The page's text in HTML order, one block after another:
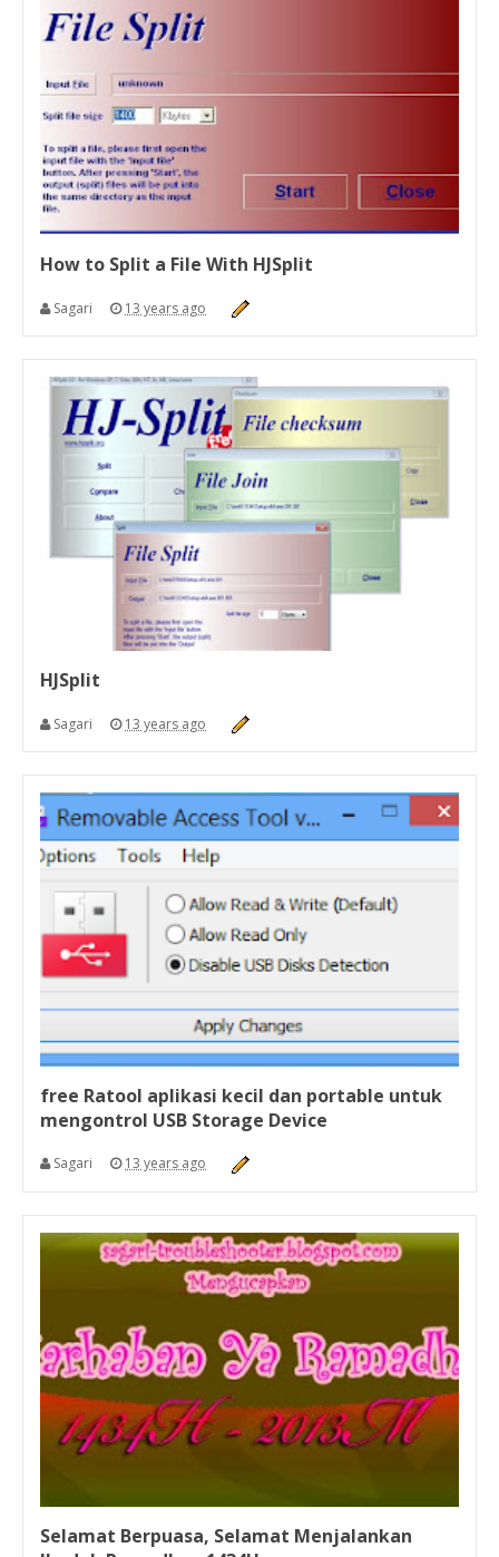
How to Split a File With HJSplit
Sagari 13 years ago
HJSplit
Sagari 13 years ago
free Ratool aplikasi kecil dan portable untuk
mengontrol USB Storage Device
Sagari 13 years ago
Selamat Berpuasa, Selamat Menjalankan